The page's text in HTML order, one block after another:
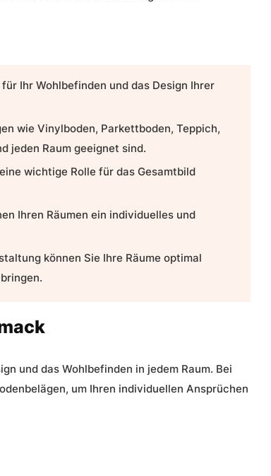
Ihr Wohlbefinden und das Design Ihrer
wie Vinylboden, Parkettboden, Teppich,
jeden Raum geeignet sind.
wichtige Rolle für das Gesamtbild
Ihren Räumen ein individuelles und
können Sie Ihre Räume optimal
und das Wohlbefinden in jedem Raum. Bei
um Ihren individuellen Ansprüchen